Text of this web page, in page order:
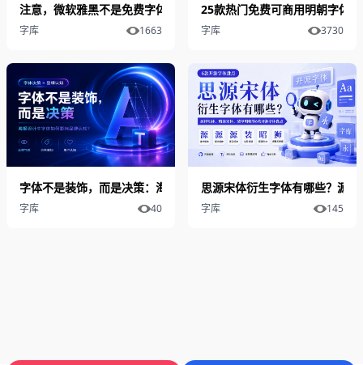
注意，微软雅黑不是免费字体
字库 1663
25款热门免费可商用明朝字体
字库 3730
字体不是装饰，而是决策：海报设计中字体如何影响品牌认知？
字库 40
思源宋体衍生字体有哪些？源
字库 145